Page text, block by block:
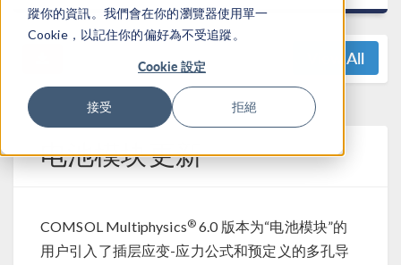
蹤你的資訊。我們會在你的瀏覽器使用單一
Cookie，以記住你的偏好為不受追蹤。
Cookie 設定
接受 拒絕
View All
电池模块更新
COMSOL Multiphysics® 6.0 版本为“电池模块”的
用户引入了插层应变-应力公式和预定义的多孔导